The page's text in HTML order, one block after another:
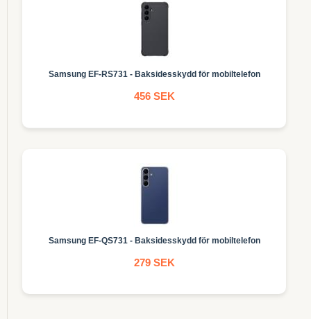
Samsung EF-RS731 - Baksidesskydd för mobiltelefon
456 SEK
Samsung EF-QS731 - Baksidesskydd för mobiltelefon
279 SEK